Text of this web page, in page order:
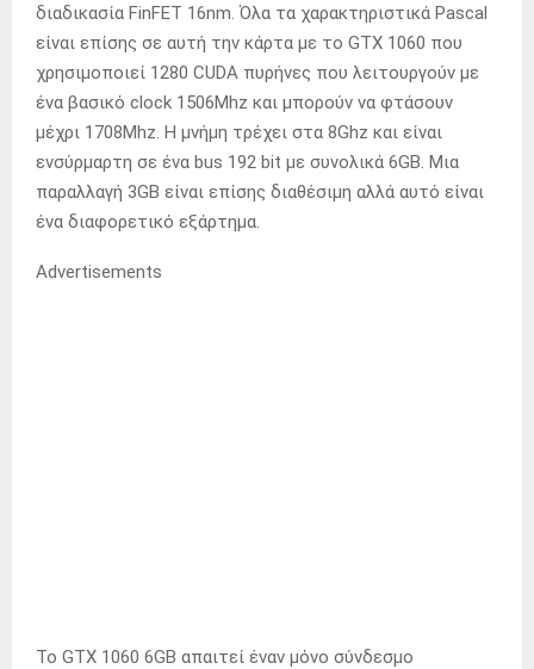
διαδικασία FinFET 16nm. Όλα τα χαρακτηριστικά Pascal
είναι επίσης σε αυτή την κάρτα με το GTX 1060 που
χρησιμοποιεί 1280 CUDA πυρήνες που λειτουργούν με
ένα βασικό clock 1506Mhz και μπορούν να φτάσουν
μέχρι 1708Mhz. Η μνήμη τρέχει στα 8Ghz και είναι
ενσύρμαρτη σε ένα bus 192 bit με συνολικά 6GB. Μια
παραλλαγή 3GB είναι επίσης διαθέσιμη αλλά αυτό είναι
ένα διαφορετικό εξάρτημα.
Advertisements
Το GTX 1060 6GB απαιτεί έναν μόνο σύνδεσμο